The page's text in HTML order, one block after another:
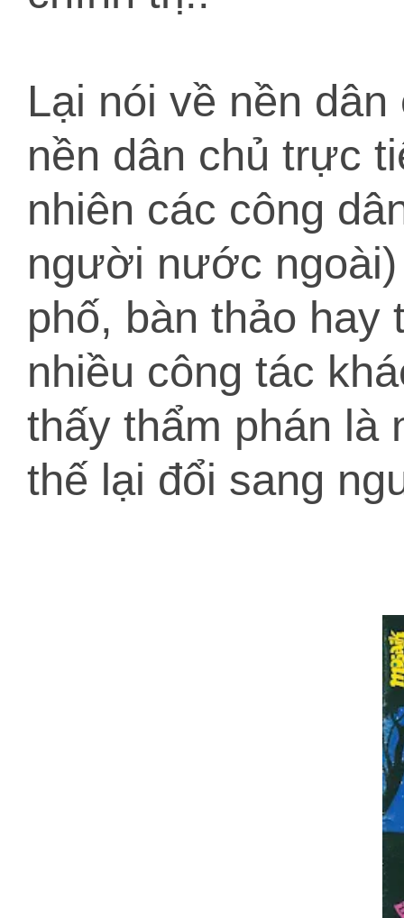
Lại nói về nền
nền dân chủ trực
nhiên các công
người nước
phố, bàn thảo hay
nhiều công tác
thấy thẩm phán là
thế lại đổi sang